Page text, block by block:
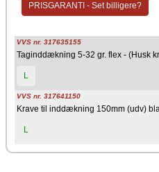
PRISGARANTI - Set billigere?
VVS nr. 317635155
Taginddækning 5-32 gr. flex - (Husk
L
VVS nr. 317641150
Krave til inddækning 150mm (udv)
L